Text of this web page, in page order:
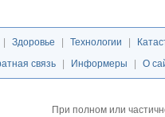
Здоровье Технологии
связь Информеры О
При полном или